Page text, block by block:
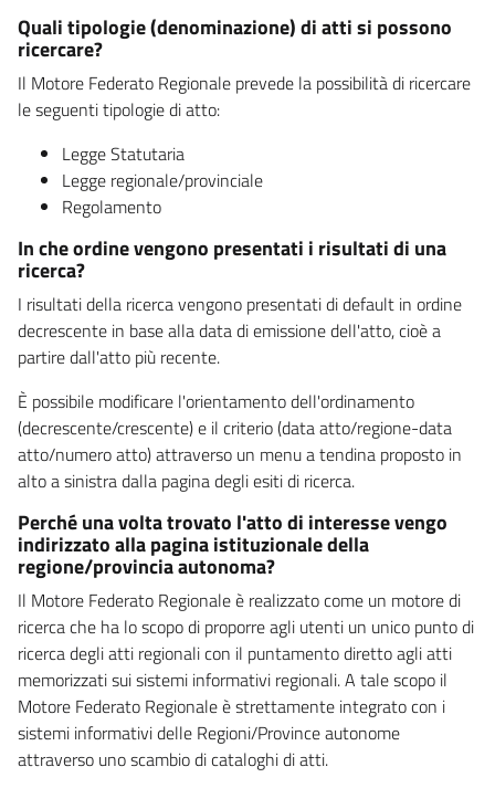
Quali tipologie (denominazione) di atti si possono
ricercare?
Il Motore Federato Regionale prevede la possibilità di ricercare
le seguenti tipologie di atto:
Legge Statutaria
Legge regionale/provinciale
Regolamento
In che ordine vengono presentati i risultati di una
ricerca?
I risultati della ricerca vengono presentati di default in ordine
decrescente in base alla data di emissione dell'atto, cioè a
partire dall'atto più recente.
È possibile modificare l'orientamento dell'ordinamento
(decrescente/crescente) e il criterio (data atto/regione-data
atto/numero atto) attraverso un menu a tendina proposto in
alto a sinistra dalla pagina degli esiti di ricerca.
Perché una volta trovato l'atto di interesse vengo
indirizzato alla pagina istituzionale della
regione/provincia autonoma?
Il Motore Federato Regionale è realizzato come un motore di
ricerca che ha lo scopo di proporre agli utenti un unico punto di
ricerca degli atti regionali con il puntamento diretto agli atti
memorizzati sui sistemi informativi regionali. A tale scopo il
Motore Federato Regionale è strettamente integrato con i
sistemi informativi delle Regioni/Province autonome
attraverso uno scambio di cataloghi di atti.